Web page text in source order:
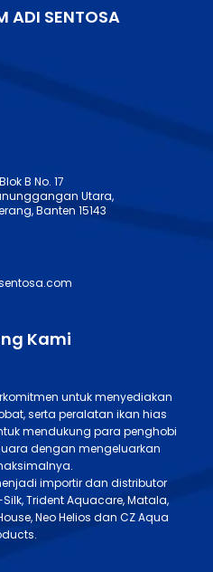
ADI SENTOSA
B No. 17
Utara,
Banten 15143
Kami
untuk menyediakan
serta peralatan ikan hias
mendukung para penghobi
dengan mengeluarkan
importir dan distributor
Silk, Trident Aquacare, Matala,
Neo Helios dan CZ Aqua